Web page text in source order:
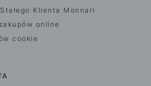
Klienta Monnari
online
cookie